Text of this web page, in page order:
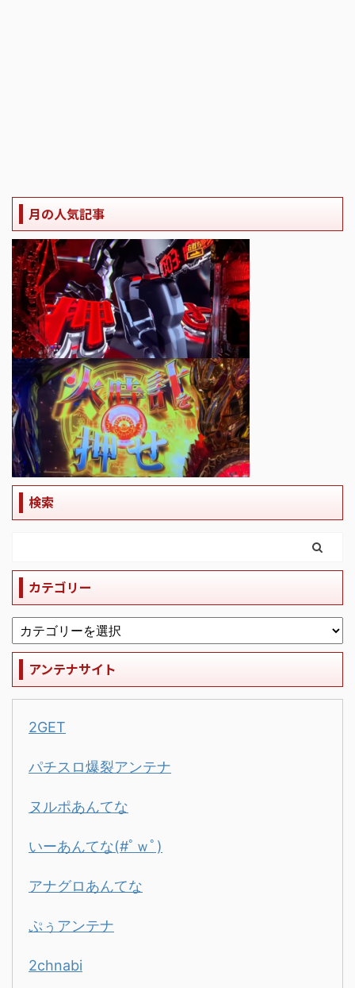
月の人気記事
検索
カテゴリー
アンテナサイト
2GET
パチスロ爆裂アンテナ
ヌルポあんてな
いーあんてな(#ﾟｗﾟ)
アナグロあんてな
ぷぅアンテナ
2chnabi